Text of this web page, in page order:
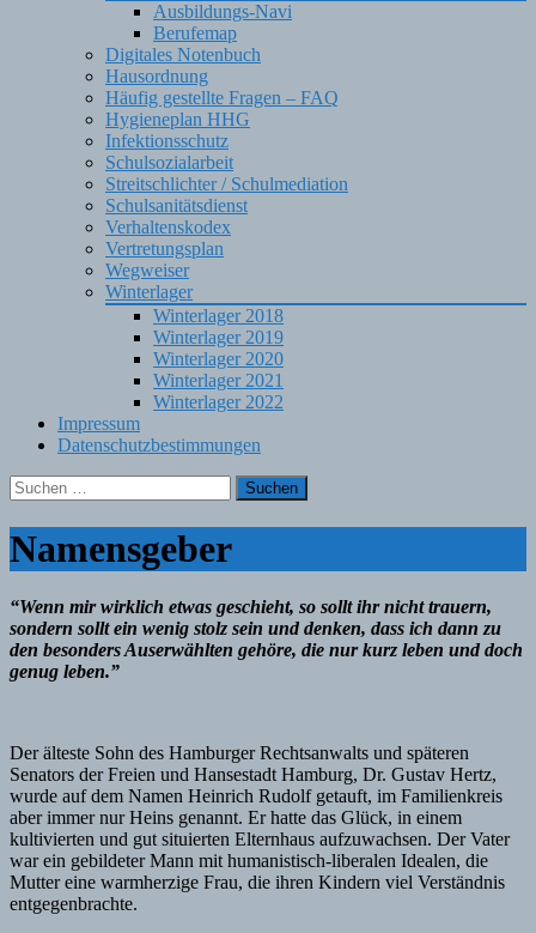
Ausbildungs-Navi
Berufemap
Digitales Notenbuch
Hausordnung
Häufig gestellte Fragen – FAQ
Hygieneplan HHG
Infektionsschutz
Schulsozialarbeit
Streitschlichter / Schulmediation
Schulsanitätsdienst
Verhaltenskodex
Vertretungsplan
Wegweiser
Winterlager
Winterlager 2018
Winterlager 2019
Winterlager 2020
Winterlager 2021
Winterlager 2022
Impressum
Datenschutzbestimmungen
Suchen
nach:
Namensgeber
“Wenn mir wirklich etwas geschieht, so sollt ihr nicht trauern,
sondern sollt ein wenig stolz sein und denken, dass ich dann zu
den besonders Auserwählten gehöre, die nur kurz leben und doch
genug leben.”
Der älteste Sohn des Hamburger Rechtsanwalts und späteren
Senators der Freien und Hansestadt Hamburg, Dr. Gustav Hertz,
wurde auf dem Namen Heinrich Rudolf getauft, im Familienkreis
aber immer nur Heins genannt. Er hatte das Glück, in einem
kultivierten und gut situierten Elternhaus aufzuwachsen. Der Vater
war ein gebildeter Mann mit humanistisch-liberalen Idealen, die
Mutter eine warmherzige Frau, die ihren Kindern viel Verständnis
entgegenbrachte.